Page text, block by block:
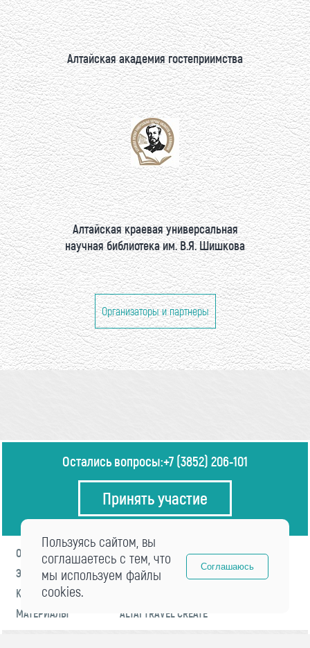
Алтайская академия гостеприимства
Алтайская краевая универсальная
научная библиотека им. В.Я. Шишкова
Организаторы и партнеры
Остались вопросы:+7 (3852) 206-101
Принять участие
О ФОРУМЕ
ПРОГРАММА
ЭКСПЕРТЫ
НОВОСТИ
КОНТАКТЫ
МАТЕРИАЛЫ
ALTAI TRAVEL CREATE
Пользуясь сайтом, вы
соглашаетесь с тем, что
мы используем файлы
cookies.
Соглашаюсь